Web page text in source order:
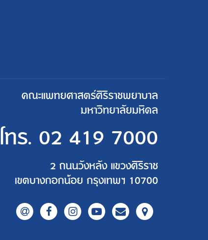
คณะแพทยศาสตร์ศิริราชพยาบาล
มหาวิทยาลัยมหิดล
โทร. 02 419 7000
2 ถนนวังหลัง แขวงศิริราช
เขตบางกอกน้อย กรุงเทพฯ 10700